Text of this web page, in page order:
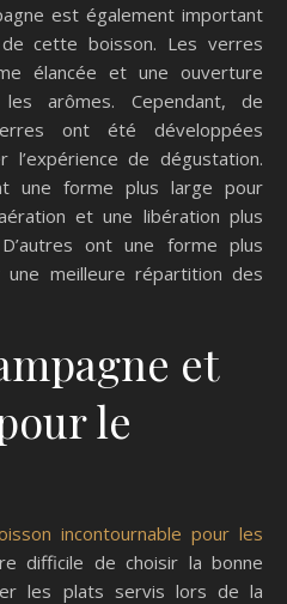
est également important
cette boisson. Les verres
élancée et une ouverture
arômes. Cependant, de
ont été développées
l’expérience de dégustation.
une forme plus large pour
et une libération plus
ont une forme plus
meilleure répartition des
et
le
incontournable pour les
difficile de choisir la bonne
les plats servis lors de la